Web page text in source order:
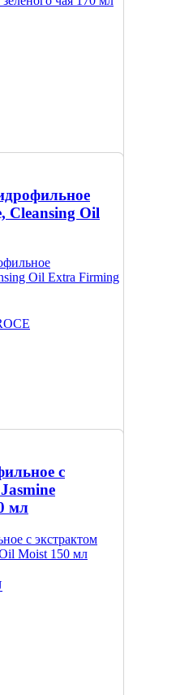
Cleansing Oil
с
мл